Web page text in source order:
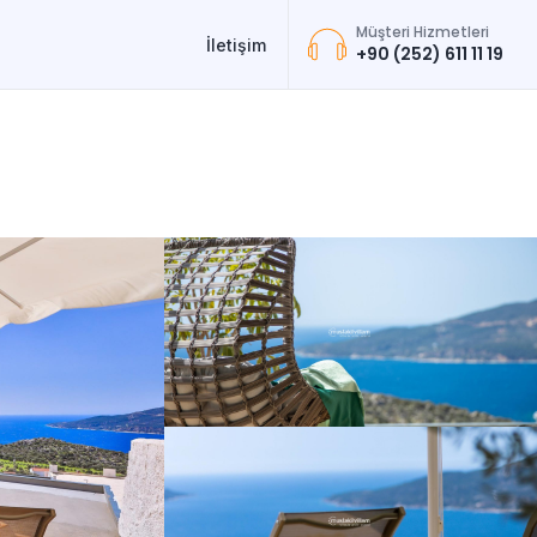
İletişim
Müşteri Hizmetleri
+90 (252) 611 11 19